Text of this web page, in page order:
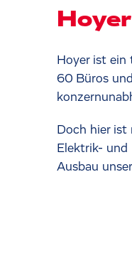
Hoyer ist
60 Büros
Doch hier ist
Elektrik- und
Ausbau